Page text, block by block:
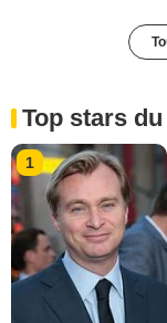
Top stars
1